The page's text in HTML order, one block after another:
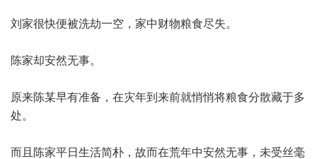
刘家很快便被洗劫一空，家中财物粮食尽失。
陈家却安然无事。
原来陈某早有准备，在灾年到来前就悄悄将粮食分散藏于多
处。
而且陈家平日生活简朴，故而在荒年中安然无事，未受丝毫